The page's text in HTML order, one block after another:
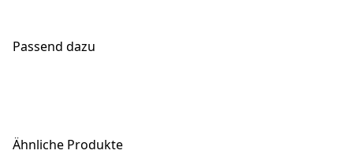
Passend dazu
Ähnliche Produkte